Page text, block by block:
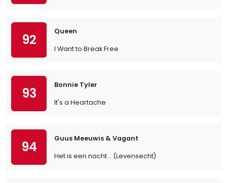
92
Queen
I Want to Break Free
93
Bonnie Tyler
It's a Heartache
94
Guus Meeuwis & Vagant
Het is een nacht... (Levensecht)